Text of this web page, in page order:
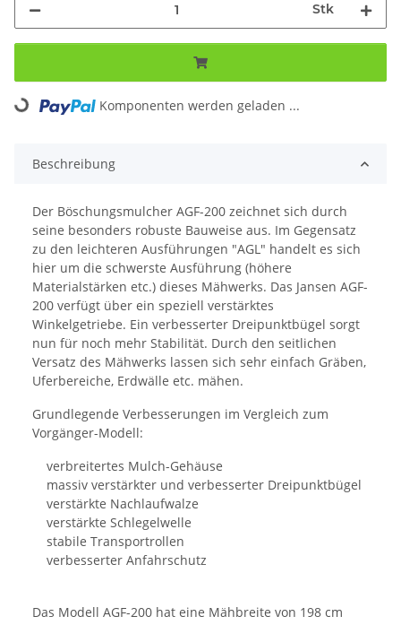
Stk
Loading... Komponenten werden geladen ...
Beschreibung
Der Böschungsmulcher AGF-200 zeichnet sich durch
seine besonders robuste Bauweise aus. Im Gegensatz
zu den leichteren Ausführungen "AGL" handelt es sich
hier um die schwerste Ausführung (höhere
Materialstärken etc.) dieses Mähwerks. Das Jansen AGF-
200 verfügt über ein speziell verstärktes
Winkelgetriebe. Ein verbesserter Dreipunktbügel sorgt
nun für noch mehr Stabilität. Durch den seitlichen
Versatz des Mähwerks lassen sich sehr einfach Gräben,
Uferbereiche, Erdwälle etc. mähen.
Grundlegende Verbesserungen im Vergleich zum
Vorgänger-Modell:
verbreitertes Mulch-Gehäuse
massiv verstärkter und verbesserter Dreipunktbügel
verstärkte Nachlaufwalze
verstärkte Schlegelwelle
stabile Transportrollen
verbesserter Anfahrschutz
Das Modell AGF-200 hat eine Mähbreite von 198 cm